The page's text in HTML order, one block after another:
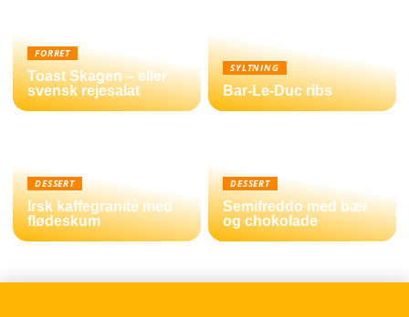
FORRET
Toast Skagen – eller
svensk rejesalat
SYLTNING
Bar-Le-Duc ribs
DESSERT
Irsk kaffegranité med
flødeskum
DESSERT
Semifreddo med bær
og chokolade